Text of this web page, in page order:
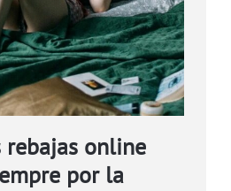
rebajas online
por la